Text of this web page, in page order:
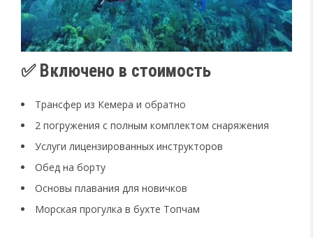
✅ Включено в стоимость
Трансфер из Кемера и обратно
2 погружения с полным комплектом снаряжения
Услуги лицензированных инструкторов
Обед на борту
Основы плавания для новичков
Морская прогулка в бухте Топчам